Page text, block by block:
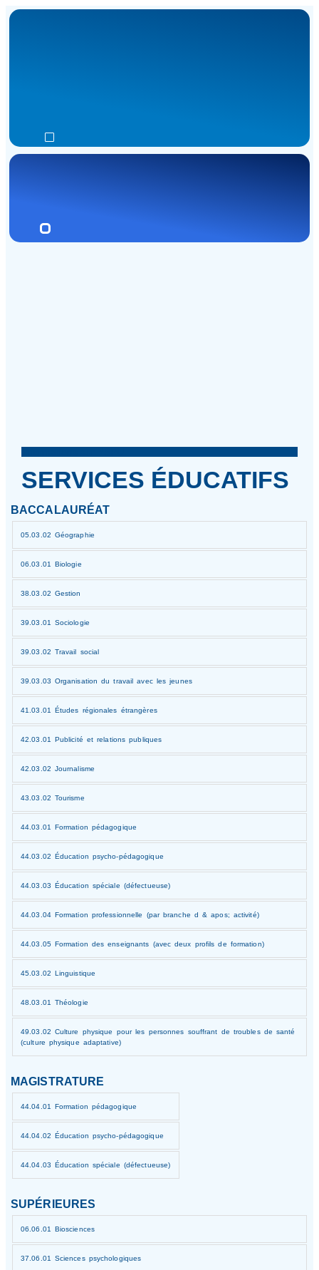
SERVICES ÉDUCATIFS
BACCALAURÉAT
05.03.02 Géographie
06.03.01 Biologie
38.03.02 Gestion
39.03.01 Sociologie
39.03.02 Travail social
39.03.03 Organisation du travail avec les jeunes
41.03.01 Études régionales étrangères
42.03.01 Publicité et relations publiques
42.03.02 Journalisme
43.03.02 Tourisme
44.03.01 Formation pédagogique
44.03.02 Éducation psycho-pédagogique
44.03.03 Éducation spéciale (défectueuse)
44.03.04 Formation professionnelle (par branche d & apos; activité)
44.03.05 Formation des enseignants (avec deux profils de formation)
45.03.02 Linguistique
48.03.01 Théologie
49.03.02 Culture physique pour les personnes souffrant de troubles de santé
(culture physique adaptative)
MAGISTRATURE
44.04.01 Formation pédagogique
44.04.02 Éducation psycho-pédagogique
44.04.03 Éducation spéciale (défectueuse)
SUPÉRIEURES
06.06.01 Biosciences
37.06.01 Sciences psychologiques